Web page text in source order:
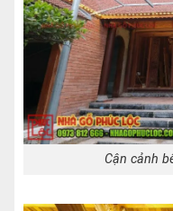
Cận cảnh